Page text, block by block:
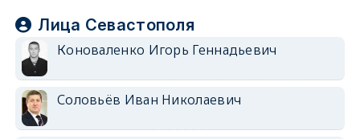
Лица Севастополя
Коноваленко Игорь Геннадьевич
Соловьёв Иван Николаевич